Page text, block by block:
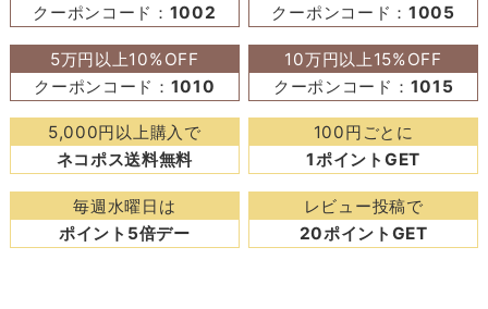
クーポンコード： 1002
クーポンコード：1005
5万円以上10%OFF
クーポンコード： 1010
10万円以上15%OFF
クーポンコード： 1015
5,000円以上購入で
ネコポス送料無料
100円ごとに
1ポイントGET
毎週水曜日は
ポイント5倍デー
レビュー投稿で
20ポイントGET